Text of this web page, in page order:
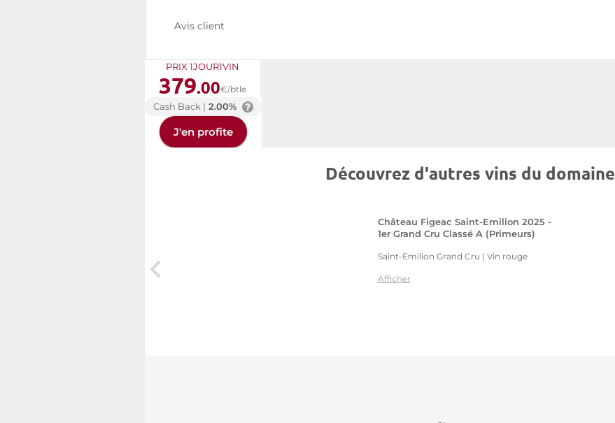
Avis client
PRIX 1JOUR1VIN
379.00€/btle
Cash Back | 2.00%
J'en profite
Découvrez d'autres vins du domaine
Château Figeac Saint-Emilion 2025 -
1er Grand Cru Classé A (Primeurs)
Saint-Emilion Grand Cru | Vin rouge
Afficher